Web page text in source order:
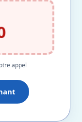
appel